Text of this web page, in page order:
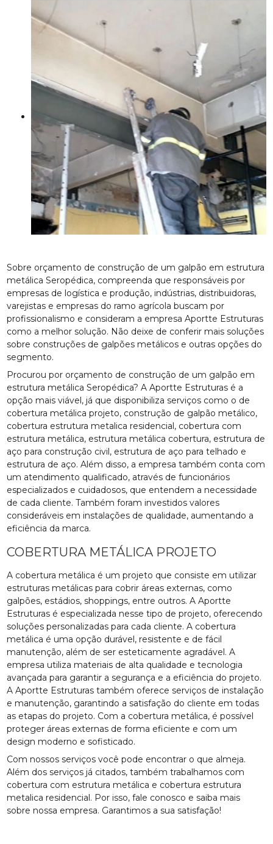
Sobre orçamento de construção de um galpão em estrutura
metálica Seropédica, compreenda que responsáveis por
empresas de logística e produção, indústrias, distribuidoras,
varejistas e empresas do ramo agrícola buscam por
profissionalismo e consideram a empresa Aportte Estruturas
como a melhor solução. Não deixe de conferir mais soluções
sobre construções de galpões metálicos e outras opções do
segmento.
Procurou por orçamento de construção de um galpão em
estrutura metálica Seropédica? A Aportte Estruturas é a
opção mais viável, já que disponibiliza serviços como o de
cobertura metálica projeto, construção de galpão metálico,
cobertura estrutura metalica residencial, cobertura com
estrutura metálica, estrutura metálica cobertura, estrutura de
aço para construção civil, estrutura de aço para telhado e
estrutura de aço. Além disso, a empresa também conta com
um atendimento qualificado, através de funcionários
especializados e cuidadosos, que entendem a necessidade
de cada cliente. Também foram investidos valores
consideráveis em instalações de qualidade, aumentando a
eficiência da marca.
COBERTURA METÁLICA PROJETO
A cobertura metálica é um projeto que consiste em utilizar
estruturas metálicas para cobrir áreas externas, como
galpões, estádios, shoppings, entre outros. A Aportte
Estruturas é especializada nesse tipo de projeto, oferecendo
soluções personalizadas para cada cliente. A cobertura
metálica é uma opção durável, resistente e de fácil
manutenção, além de ser esteticamente agradável. A
empresa utiliza materiais de alta qualidade e tecnologia
avançada para garantir a segurança e a eficiência do projeto.
A Aportte Estruturas também oferece serviços de instalação
e manutenção, garantindo a satisfação do cliente em todas
as etapas do projeto. Com a cobertura metálica, é possível
proteger áreas externas de forma eficiente e com um
design moderno e sofisticado.
Com nossos serviços você pode encontrar o que almeja.
Além dos serviços já citados, também trabalhamos com
cobertura com estrutura metálica e cobertura estrutura
metalica residencial. Por isso, fale conosco e saiba mais
sobre nossa empresa. Garantimos a sua satisfação!